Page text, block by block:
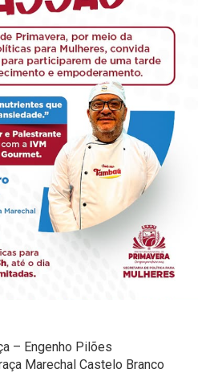
– Engenho Pilões
Marechal Castelo Branco